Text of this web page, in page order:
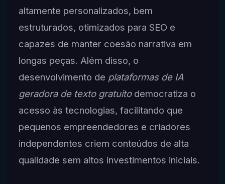
altamente personalizados, bem
estruturados, otimizados para SEO e
capazes de manter coesão narrativa em
longas peças. Além disso, o
desenvolvimento de plataformas de IA
geradora de texto gratuitodemocratiza o
acesso às tecnologias, facilitando que
pequenos empreendedores e criadores
independentes criem conteúdos de alta
qualidade sem altos investimentos iniciais.